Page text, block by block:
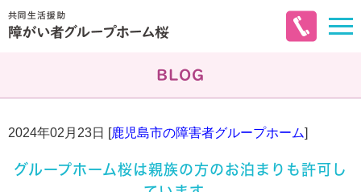
BLOG
2024年02月23日 [鹿児島市の障害者グループホーム]
グループホーム桜は親族の方のお泊まりも許可し